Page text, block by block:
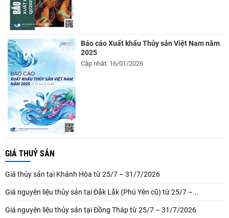
Báo cáo Xuất khẩu Thủy sản Việt Nam năm
2025
Cập nhật: 16/01/2026
GIÁ THUỶ SẢN
Giá thủy sản tại Khánh Hòa từ 25/7 – 31/7/2026
Giá nguyên liệu thủy sản tại Đắk Lắk (Phú Yên cũ) từ 25/7 –...
Giá nguyên liệu thủy sản tại Đồng Tháp từ 25/7 – 31/7/2026